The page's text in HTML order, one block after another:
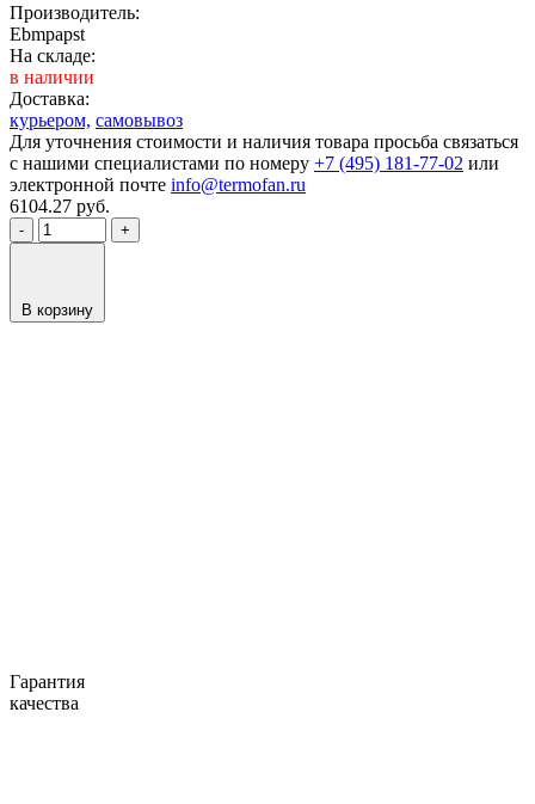
Производитель:
Ebmpapst
На складе:
в наличии
Доставка:
курьером, самовывоз
Для уточнения стоимости и наличия товара просьба связаться
с нашими специалистами по номеру +7 (495) 181-77-02 или
электронной почте info@termofan.ru
6104.27 руб.
- +
В корзину
Гарантия
качества